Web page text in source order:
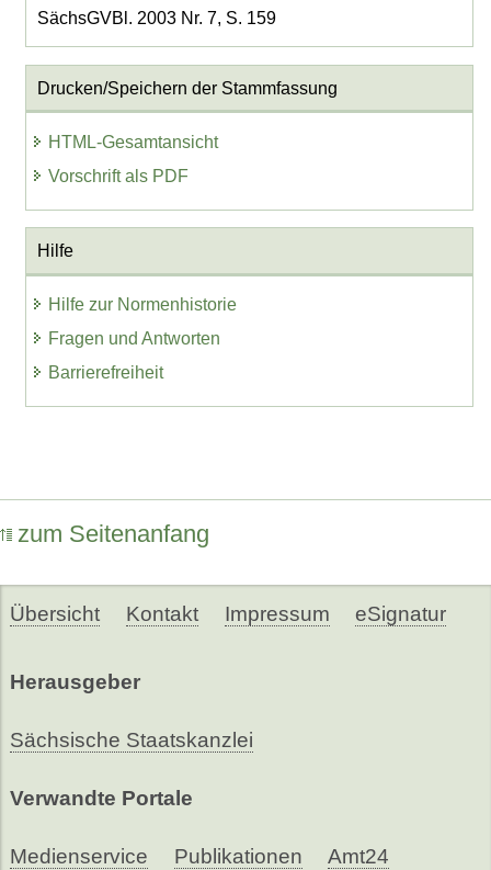
SächsGVBl. 2003 Nr. 7, S. 159
Drucken/Speichern der Stammfassung
HTML-Gesamtansicht
Vorschrift als PDF
Hilfe
Hilfe zur Normenhistorie
Fragen und Antworten
Barrierefreiheit
zum Seitenanfang
Übersicht Kontakt Impressum eSignatur
Herausgeber
Sächsische Staatskanzlei
Verwandte Portale
Medienservice Publikationen Amt24